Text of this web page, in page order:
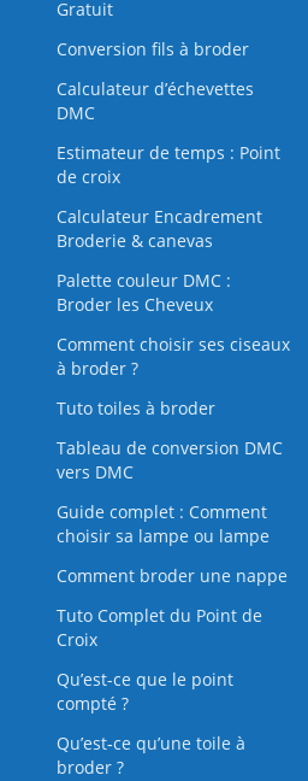
Gratuit
Conversion fils à broder
Calculateur d’échevettes
DMC
Estimateur de temps : Point
de croix
Calculateur Encadrement
Broderie & canevas
Palette couleur DMC :
Broder les Cheveux
Comment choisir ses ciseaux
à broder ?
Tuto toiles à broder
Tableau de conversion DMC
vers DMC
Guide complet : Comment
choisir sa lampe ou lampe
Comment broder une nappe
Tuto Complet du Point de
Croix
Qu’est-ce que le point
compté ?
Qu’est‑ce qu’une toile à
broder ?